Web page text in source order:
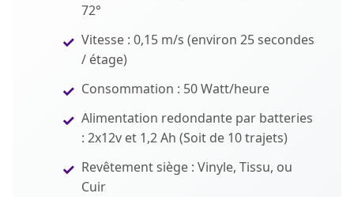
72°
Vitesse : 0,15 m/s (environ 25 secondes
/ étage)
Consommation : 50 Watt/heure
Alimentation redondante par batteries
: 2x12v et 1,2 Ah (Soit de 10 trajets)
Revêtement siège : Vinyle, Tissu, ou
Cuir